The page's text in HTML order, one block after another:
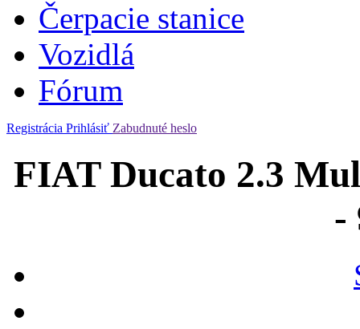
Čerpacie stanice
Vozidlá
Fórum
Registrácia Prihlásiť Zabudnuté heslo
FIAT Ducato 2.3
-